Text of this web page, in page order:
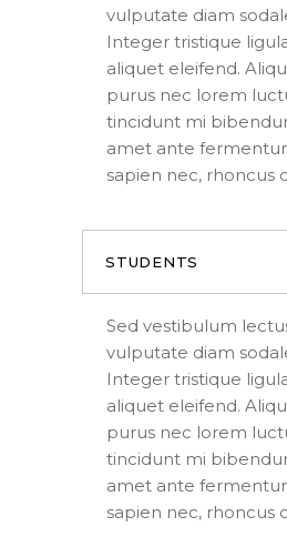
vulputate diam
Integer tristique
aliquet eleifend.
purus nec lorem
tincidunt mi
amet ante
sapien nec, rhoncus
STUDENTS
Sed vestibulum
vulputate diam
Integer tristique
aliquet eleifend.
purus nec lorem
tincidunt mi
amet ante
sapien nec, rhoncus